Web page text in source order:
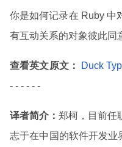
你是如何记录在 Ruby 中
有互动关系的对象彼此同
查看英文原文：
Duck
- - - - - -
译者简介： 郑柯，目前任
志于在中国的软件开发